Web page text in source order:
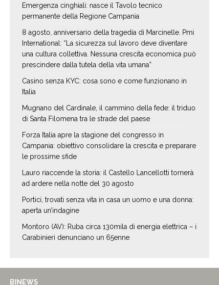
Emergenza cinghiali: nasce il Tavolo tecnico
permanente della Regione Campania
8 agosto, anniversario della tragedia di Marcinelle. Pmi
International: “La sicurezza sul lavoro deve diventare
una cultura collettiva. Nessuna crescita economica può
prescindere dalla tutela della vita umana”
Casino senza KYC: cosa sono e come funzionano in
Italia
Mugnano del Cardinale, il cammino della fede: il triduo
di Santa Filomena tra le strade del paese
Forza Italia apre la stagione del congresso in
Campania: obiettivo consolidare la crescita e preparare
le prossime sfide
Lauro riaccende la storia: il Castello Lancellotti tornerà
ad ardere nella notte del 30 agosto
Portici, trovati senza vita in casa un uomo e una donna:
aperta un’indagine
Montoro (AV): Ruba circa 130mila di energia elettrica – i
Carabinieri denunciano un 65enne
BINEWS